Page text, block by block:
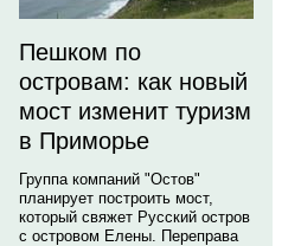
Пешком по
островам: как новый
мост изменит туризм
в Приморье
Группа компаний "Остов"
планирует построить мост,
который свяжет Русский остров
с островом Елены. Переправа